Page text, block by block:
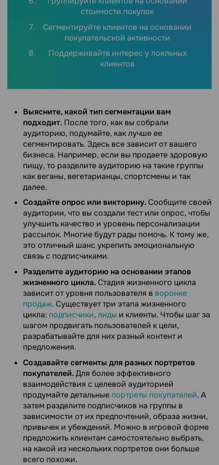
стоимости покупок
Сегментируйте клиентов на основании
покупательской активности
Поддерживайте интерес у лояльных
клиентов
Выясните, какой тип сегментации вам
подходит. После того, как вы собрали
аудиторию, подумайте, как лучше ее
сегментировать. Здесь все зависит от вашего
бизнеса. Например, если вы продаете здоровую
пищу, то разделите аудиторию на такие группы
как веганы, вегетарианцы, спортсмены и так
далее.
Создайте опрос или викторину.Сообщите своей
аудитории, что вы создали тест или опрос, чтобы
улучшить качество и уровень персонализации
рассылок. Многие будут рады помочь. К тому же,
это отличный шанс укрепить эмоциональную
связь с подписчиками.
Разделите аудиторию на основании этапов
жизненного цикла.Стадия жизненного цикла
зависит от уровня пользователя в воронке
продаж. Существует три этапа жизненного
цикла: подписчики, лиды и клиенты. Чтобы шаг за
шагом продвигать пользователей к цели,
разрабатывайте для них разный контент и
предложения.
Создавайте сегменты для разных портретов
покупателей.Для более эффективного
взаимодействия с целевой аудиторией
продумайте детальные портреты покупателей. А
затем разделите подписчиков на группы в
зависимости от их предпочтений, образа жизни,
привычек и убеждений. Можно в игровой форме
предложить клиентам самостоятельно выбрать,
на какой из нескольких портретов они больше
всего похожи.